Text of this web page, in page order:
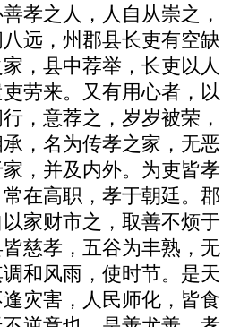
孝之人，人自从崇之，
远，州郡县长吏有空缺
，县中荐举，长吏以人
劳来。又有用心者，以
，意荐之，岁岁被荣，
，名为传孝之家，无恶
，并及内外。为吏皆孝
在高职，孝于朝廷。郡
家财市之，取善不烦于
慈孝，五谷为丰熟，无
和风雨，使时节。是天
逢灾害，人民师化，皆食